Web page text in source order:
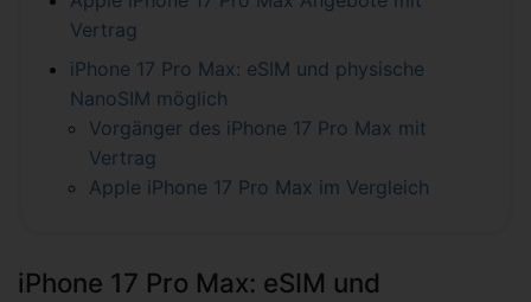
Vertrag
iPhone 17 Pro Max: eSIM und physische
NanoSIM möglich
Vorgänger des iPhone 17 Pro Max mit
Vertrag
Apple iPhone 17 Pro Max im Vergleich
iPhone 17 Pro Max: eSIM und